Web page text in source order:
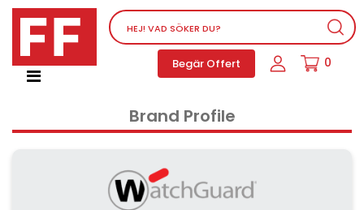
Begär Offert 0
Nätverksutrustning
Service, supportprogram och licenser
Ljud/video och multimedia
Brand Profile